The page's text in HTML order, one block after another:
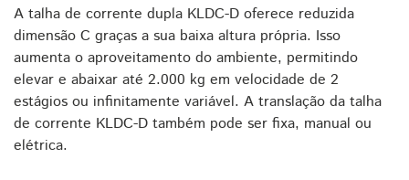
A talha de corrente dupla KLDC-D oferece reduzida
dimensão C graças a sua baixa altura própria. Isso
aumenta o aproveitamento do ambiente, permitindo
elevar e abaixar até 2.000 kg em velocidade de 2
estágios ou infinitamente variável. A translação da talha
de corrente KLDC-D também pode ser fixa, manual ou
elétrica.